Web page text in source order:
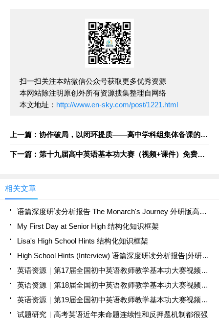
扫一扫关注本站微信公众号获取更多优秀资源
本网站除注明原创外所有资源搜集整理自网络
本文地址： http://www.en-sky.com/post/1221.html
上一篇：协作破局，以闭环提质——高中学科组集体备课的实践与探索
下一篇：第十九届高中英语基本功大赛（视频+课件）免费下载
相关文章
语篇深度研读分析报告 The Monarch's Journey 外研版高中英语必修一 · Unit 5 Into the Wild · Understanding Ideas
My First Day at Senior High 结构化知识框架
Lisa's High School Hints 结构化知识框架
High School Hints (Interview) 语篇深度研读分析报告|外研版必修一 Unit 1 Developing Ideas
英语资源｜​第17届全国初中英语教师教学基本功大赛视频+课件免费下载
英语资源｜​第18届全国初中英语教师教学基本功大赛视频+课件免费下载
英语资源｜​第19届全国初中英语教师教学基本功大赛视频+课件免费下载
试题研究｜高考英语近年来命题连续性和反押题机制都很强